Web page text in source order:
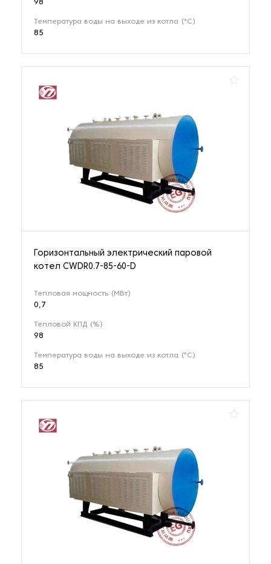
98
Температура воды на выходе из котла (°С)
85
Горизонтальный электрический паровой
котел CWDR0.7-85-60-D
Тепловая мощность (МВт)
0,7
Тепловой КПД (%)
98
Температура воды на выходе из котла (°С)
85